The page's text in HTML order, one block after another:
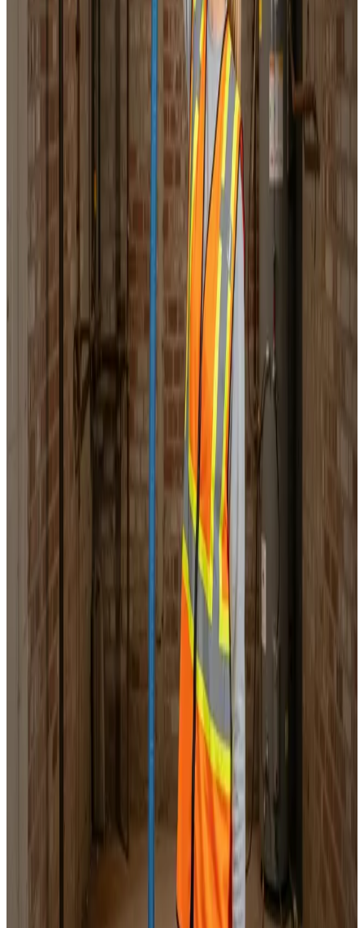
Landsdækkende service
Specialister i alle mærker
70 60 30 04